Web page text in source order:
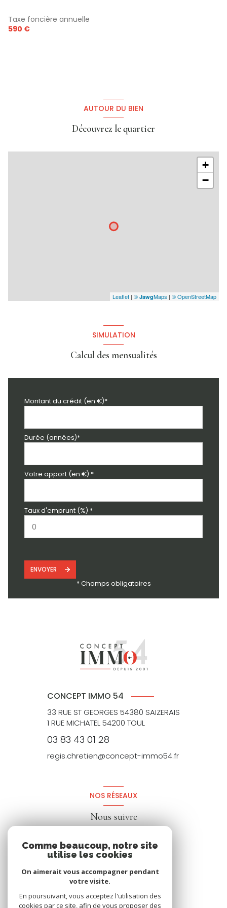
Taxe foncière annuelle
590 €
AUTOUR DU BIEN
Découvrez le quartier
+
−
Leaflet | © JawgMaps | © OpenStreetMap
SIMULATION
Calcul des mensualités
Montant du crédit (en €)*
Durée (années)*
Votre apport (en €) *
Taux d'emprunt (%) *
ENVOYER
* Champs obligatoires
CONCEPT IMMO 54
33 RUE ST GEORGES 54380 SAIZERAIS
1 RUE MICHATEL 54200 TOUL
03 83 43 01 28
regis.chretien@concept-immo54.fr
NOS RÉSEAUX
Nous suivre
Comme beaucoup, notre site
utilise les cookies
On aimerait vous accompagner pendant
votre visite.
En poursuivant, vous acceptez l'utilisation des
cookies par ce site, afin de vous proposer des